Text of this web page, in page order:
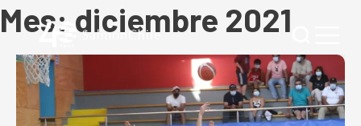
Mes: diciembre 2021